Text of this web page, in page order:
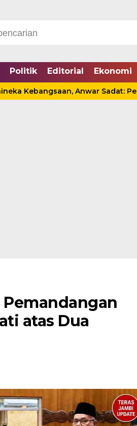
Politik Editorial Ekonomi
Anwar Sadat: Persatuan
Pemandangan
atas Dua